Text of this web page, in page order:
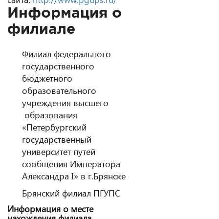
Информация о
филиале
Филиал федерального
государственного
бюджетного
образовательного
учреждения высшего
образования
«Петербургский
государственный
университет путей
сообщения Императора
Александра I» в г.Брянске
Брянский филиал ПГУПС
Информация о месте